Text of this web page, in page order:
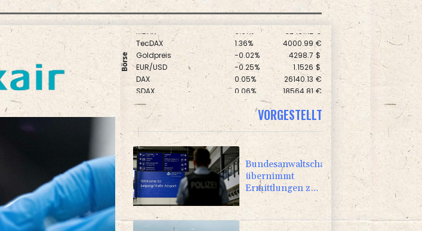
Anzeige
Börse
4000.99
€
Goldpreis
-0.02% 4298.7 $
EUR/USD
-0.25% 1.1526 $
DAX
0.05% 26140.13 €
SDAX
0.06% 18564.81 €
Euro STOXX 50
0.39% 6502.56 €
MDAX
0.01%
VORGESTELLT
Bundesanwaltschaft
übernimmt
Ermittlungen zu
Sprengstoff-
Drohne in
Leipzig